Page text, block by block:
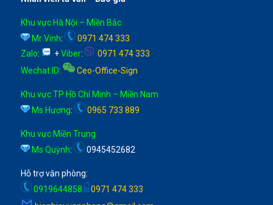
Khu vực Hà Nội – Miền Bắc
Mr Vinh:
0971 474 333
Zalo: +Viber:
0971 474 333
Wechat ID: Ceo-Office-Sign
Khu vực TP Hồ Chí Minh – Miền Nam
Ms Hương: 0965 733 889
Khu vực Miền Trung
Ms Quỳnh: 0945452682
Hỗ trợ văn phòng:
0919644858
0971 474 333